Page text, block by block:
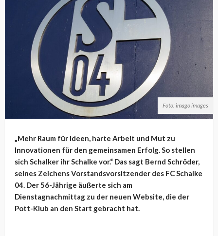
Foto: imago images
„Mehr Raum für Ideen, harte Arbeit und Mut zu
Innovationen für den gemeinsamen Erfolg. So stellen
sich Schalker ihr Schalke vor.“ Das sagt Bernd Schröder,
seines Zeichens Vorstandsvorsitzender des FC Schalke
04. Der 56-Jährige äußerte sich am
Dienstagnachmittag zu der neuen Website, die der
Pott-Klub an den Start gebracht hat.